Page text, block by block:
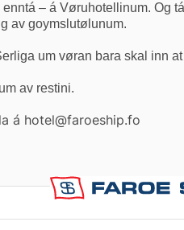
– á Vøruhotellinum. Og
av goymslutølunum.
um vøran bara skal inn
av restini.
á hotel@faroeship.fo